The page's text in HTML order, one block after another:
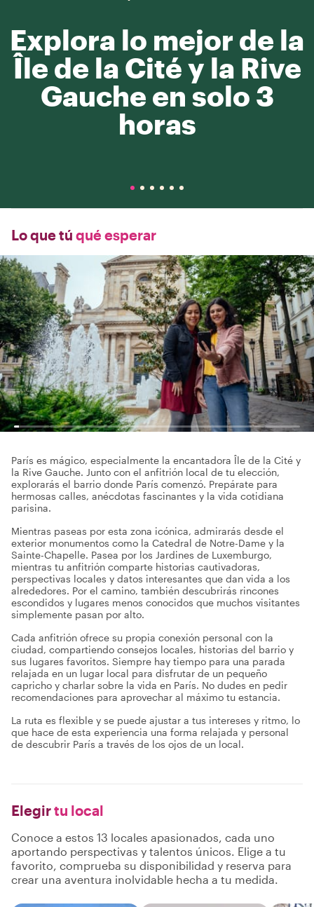
Explora lo mejor de la
Île de la Cité y la Rive
Gauche en solo 3
horas
Lo que tú qué esperar
París es mágico, especialmente la encantadora Île de la Cité y
la Rive Gauche. Junto con el anfitrión local de tu elección,
explorarás el barrio donde París comenzó. Prepárate para
hermosas calles, anécdotas fascinantes y la vida cotidiana
parisina.
Mientras paseas por esta zona icónica, admirarás desde el
exterior monumentos como la Catedral de Notre-Dame y la
Sainte-Chapelle. Pasea por los Jardines de Luxemburgo,
mientras tu anfitrión comparte historias cautivadoras,
perspectivas locales y datos interesantes que dan vida a los
alrededores. Por el camino, también descubrirás rincones
escondidos y lugares menos conocidos que muchos visitantes
simplemente pasan por alto.
Cada anfitrión ofrece su propia conexión personal con la
ciudad, compartiendo consejos locales, historias del barrio y
sus lugares favoritos. Siempre hay tiempo para una parada
relajada en un lugar local para disfrutar de un pequeño
capricho y charlar sobre la vida en París. No dudes en pedir
recomendaciones para aprovechar al máximo tu estancia.
La ruta es flexible y se puede ajustar a tus intereses y ritmo, lo
que hace de esta experiencia una forma relajada y personal
de descubrir París a través de los ojos de un local.
Elegirtu local
Conoce a estos 13 locales apasionados, cada uno
aportando perspectivas y talentos únicos. Elige a tu
favorito, comprueba su disponibilidad y reserva para
crear una aventura inolvidable hecha a tu medida.